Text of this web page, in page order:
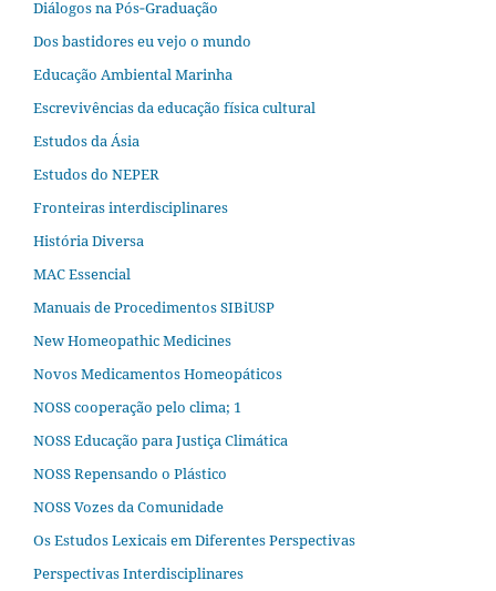
Diálogos na Pós‐Graduação
Dos bastidores eu vejo o mundo
Educação Ambiental Marinha
Escrevivências da educação física cultural
Estudos da Ásia​
Estudos do NEPER
Fronteiras interdisciplinares
História Diversa
MAC Essencial
Manuais de Procedimentos SIBiUSP
New Homeopathic Medicines
Novos Medicamentos Homeopáticos
NOSS cooperação pelo clima; 1
NOSS Educação para Justiça Climática
NOSS Repensando o Plástico
NOSS Vozes da Comunidade
Os Estudos Lexicais em Diferentes Perspectivas
Perspectivas Interdisciplinares